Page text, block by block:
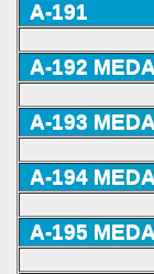
A-191
A-192
A-193
A-194
A-195